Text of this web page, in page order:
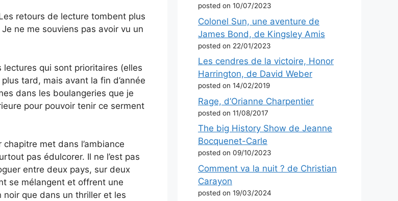
retours de lecture tombent plus
ne me souviens pas avoir vu un
lectures qui sont prioritaires (elles
tard, mais avant la fin d’année
dans les boulangeries que je
pour pouvoir tenir ce serment
met dans l’ambiance
pas édulcorer. Il ne l’est pas
entre deux pays, sur deux
se mélangent et offrent une
noir que dans un thriller et les
posted on 10/07/2023
Colonel Sun, une aventure de
James Bond, de Kingsley Amis
posted on 22/01/2023
Les cendres de la victoire, Honor
Harrington, de David Weber
posted on 14/02/2019
Rage, d’Orianne Charpentier
posted on 11/08/2017
The big History Show de Jeanne
Bocquenet-Carle
posted on 09/10/2023
Comment va la nuit ? de Christian
Carayon
posted on 19/03/2024